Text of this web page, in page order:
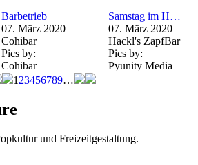
Barbetrieb
07. März 2020
Cohibar
Pics by:
Cohibar
Samstag im H…
07. März 2020
Hackl's ZapfBar
Pics by:
Pyunity Media
1 23456789…
und Freizeitgestaltung.